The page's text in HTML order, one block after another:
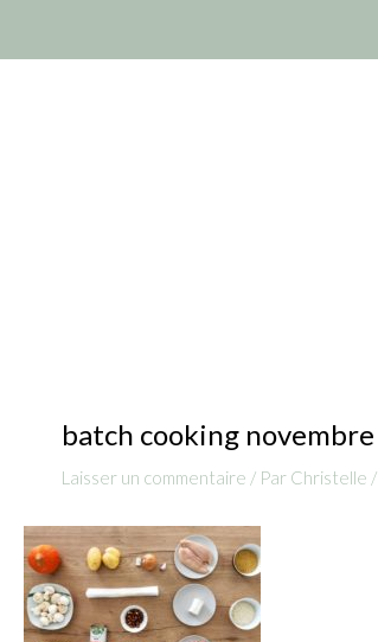
batch cooking novembre
Laisser un commentaire / Par Christelle /